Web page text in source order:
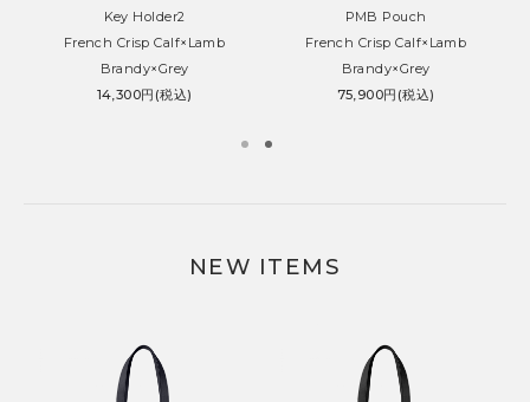
Key Holder2
French Crisp Calf×Lamb
Brandy×Grey
14,300円(税込)
PMB Pouch
French Crisp Calf×Lamb
Brandy×Grey
75,900円(税込)
NEW ITEMS